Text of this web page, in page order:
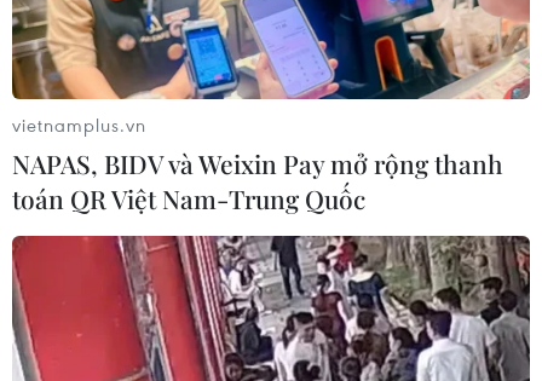
vietnamplus.vn
NAPAS, BIDV và Weixin Pay mở rộng thanh
toán QR Việt Nam-Trung Quốc